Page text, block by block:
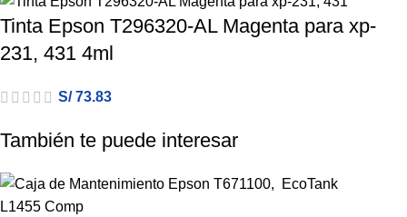
Tinta Epson T296320-AL Magenta para xp-
231, 431 4ml
S/73.83
También te puede interesar